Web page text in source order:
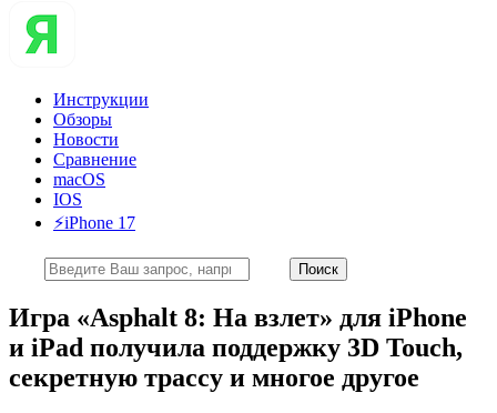
Инструкции
Обзоры
Новости
Сравнение
macOS
IOS
⚡️iPhone 17
Игра «Asphalt 8: На взлет» для iPhone
и iPad получила поддержку 3D Touch,
секретную трассу и многое другое